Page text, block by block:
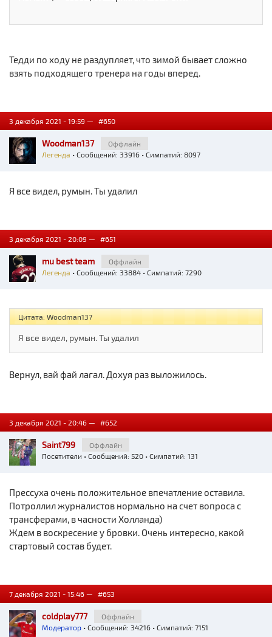
Тедди по ходу не раздупляет, что зимой бывает сложно
взять подходящего тренера на годы вперед.
3 декабря 2021 - 19:59 — #650
Woodman137
Оффлайн
Легенда • Сообщений: 33916 • Симпатий: 8097
Я все видел, румын. Ты удалил
3 декабря 2021 - 20:09 — #651
mu best team
Оффлайн
Легенда • Сообщений: 33884 • Симпатий: 7290
Цитата: Woodman137
Я все видел, румын. Ты удалил
Вернул, вай фай лагал. Дохуя раз выложилось.
3 декабря 2021 - 20:46 — #652
Saint799
Оффлайн
Посетители • Сообщений: 520 • Симпатий: 131
Прессуха очень положительное впечатление оставила.
Потроллил журналистов нормально на счет вопроса с
трансферами, в часности Холланда)
Ждем в воскресение у бровки. Очень интересно, какой
стартовый состав будет.
7 декабря 2021 - 15:46 — #653
coldplay777
Оффлайн
Модератор • Сообщений: 34216 • Симпатий: 7151